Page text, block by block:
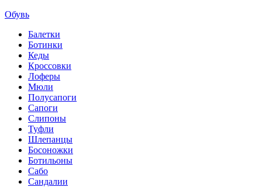
Обувь
Балетки
Ботинки
Кеды
Кроссовки
Лоферы
Мюли
Полусапоги
Сапоги
Слипоны
Туфли
Шлепанцы
Босоножки
Ботильоны
Сабо
Сандалии